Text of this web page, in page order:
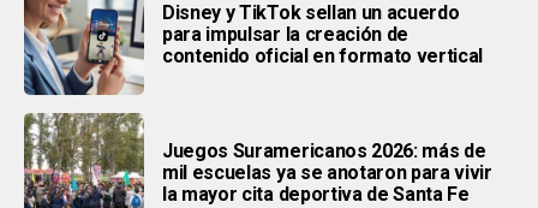
Disney y TikTok sellan un acuerdo
para impulsar la creación de
contenido oficial en formato vertical
Juegos Suramericanos 2026: más de
mil escuelas ya se anotaron para vivir
la mayor cita deportiva de Santa Fe